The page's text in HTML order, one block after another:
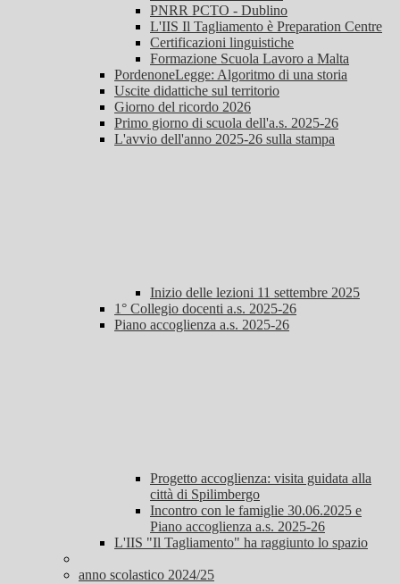
PNRR PCTO - Dublino
L'IIS Il Tagliamento è Preparation Centre
Certificazioni linguistiche
Formazione Scuola Lavoro a Malta
PordenoneLegge: Algoritmo di una storia
Uscite didattiche sul territorio
Giorno del ricordo 2026
Primo giorno di scuola dell'a.s. 2025-26
L'avvio dell'anno 2025-26 sulla stampa
Inizio delle lezioni 11 settembre 2025
1° Collegio docenti a.s. 2025-26
Piano accoglienza a.s. 2025-26
Progetto accoglienza: visita guidata alla
città di Spilimbergo
Incontro con le famiglie 30.06.2025 e
Piano accoglienza a.s. 2025-26
L'IIS "Il Tagliamento" ha raggiunto lo spazio
anno scolastico 2024/25